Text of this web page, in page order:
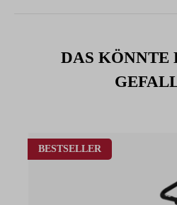
DAS KÖNNTE
Produktgalerie überspringen
BESTSELLER